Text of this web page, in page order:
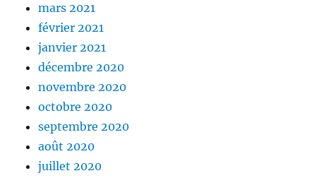
mars 2021
février 2021
janvier 2021
décembre 2020
novembre 2020
octobre 2020
septembre 2020
août 2020
juillet 2020